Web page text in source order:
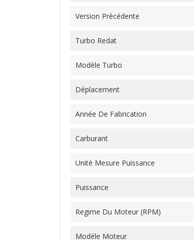
Version Précédente
Turbo Redat
Modèle Turbo
Déplacement
Année De Fabrication
Carburant
Unitè Mesure Puissance
Puissance
Regime Du Moteur (RPM)
Modéle Moteur